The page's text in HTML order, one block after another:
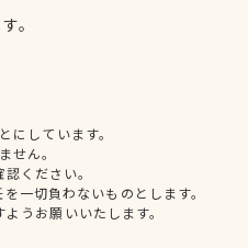
。
しています。
せん。
ください。
一切負わないものとします。
うお願いいたします。